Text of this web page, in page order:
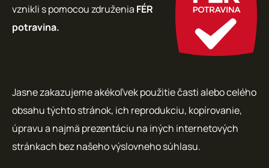
vznikli s pomocou združenia FÉR
potravina.
Jasne zakazujeme akékoľvek použitie časti alebo celého
obsahu týchto stránok, ich reprodukciu, kopírovanie,
úpravu a najmä prezentáciu na iných internetových
stránkach bez našeho výslovneho súhlasu.